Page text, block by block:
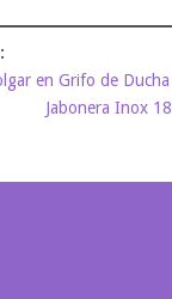
en Grifo de
Jabonera Inox